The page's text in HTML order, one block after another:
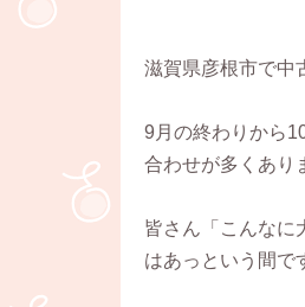
滋賀県彦根市で中
9月の終わりから
合わせが多くあり
皆さん「こんなに
はあっという間で